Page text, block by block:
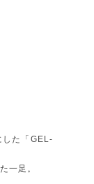
た「GEL-
一足。